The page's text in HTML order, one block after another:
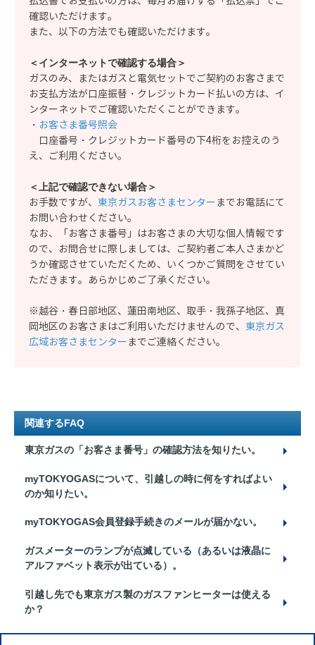
確認いただけます。
また、以下の方法でも確認いただけます。
＜インターネットで確認する場合＞
ガスのみ、またはガスと電気セットでご契約のお客さまで
お支払方法が口座振替・クレジットカード払いの方は、イ
ンターネットでご確認いただくことができます。
・ お客さま番号照会
口座番号・クレジットカード番号の下4桁をお控えのう
え、ご利用ください。
＜上記で確認できない場合＞
お手数ですが、 東京ガスお客さまセンター までお電話にて
お問い合わせください。
なお、「お客さま番号」はお客さまの大切な個人情報です
ので、お問合せに際しましては、ご契約者ご本人さまかど
うか確認させていただくため、いくつかご質問をさせてい
ただきます。あらかじめご了承ください。
※越谷・春日部地区、蓮田南地区、取手・我孫子地区、真
岡地区のお客さまはご利用いただけませんので、 東京ガス
広域お客さまセンター までご連絡ください。
関連するFAQ
東京ガスの「お客さま番号」の確認方法を知りたい。
myTOKYOGASについて、引越しの時に何をすればよい
のか知りたい。
myTOKYOGAS会員登録手続きのメールが届かない。
ガスメーターのランプが点滅している（あるいは液晶に
アルファベット表示が出ている）。
引越し先でも東京ガス製のガスファンヒーターは使える
か？